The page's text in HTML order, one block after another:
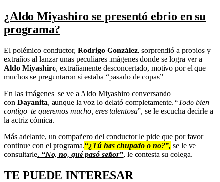
¿Aldo Miyashiro se presentó ebrio en su
programa?
El polémico conductor, Rodrigo González, sorprendió a propios y
extraños al lanzar unas peculiares imágenes donde se logra ver a
Aldo Miyashiro, extrañamente desconcertado, motivo por el que
muchos se preguntaron si estaba “pasado de copas”
En las imágenes, se ve a Aldo Miyashiro conversando
con Dayanita, aunque la voz lo delató completamente.“Todo bien
contigo, te queremos mucho, eres talentosa”, se le escucha decirle a
la actriz cómica.
Más adelante, un compañero del conductor le pide que por favor
continue con el programa.“¿Tú has chupado o no?”, se le ve
consultarle. “No, no, qué pasó señor”, le contesta su colega.
TE PUEDE INTERESAR